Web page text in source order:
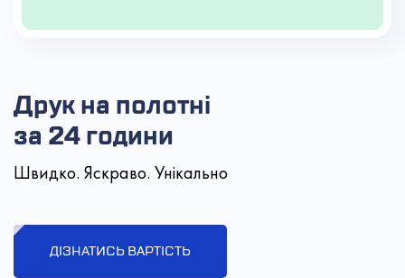
Друк на полотні
за 24 години
Швидко. Яскраво. Унікально
ДІЗНАТИСЬ ВАРТІСТЬ